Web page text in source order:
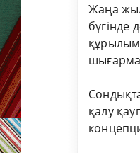
Жаңа
бүгінде
қалу